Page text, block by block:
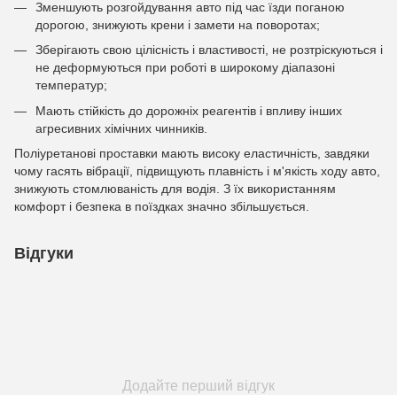
Зменшують розгойдування авто під час їзди поганою
дорогою, знижують крени і замети на поворотах;
Зберігають свою цілісність і властивості, не розтріскуються і
не деформуються при роботі в широкому діапазоні
температур;
Мають стійкість до дорожніх реагентів і впливу інших
агресивних хімічних чинників.
Поліуретанові проставки мають високу еластичність, завдяки
чому гасять вібрації, підвищують плавність і м'якість ходу авто,
знижують стомлюваність для водія. З їх використанням
комфорт і безпека в поїздках значно збільшується.
Відгуки
Додайте перший відгук